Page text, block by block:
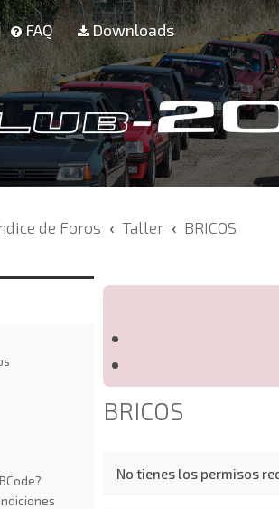
FAQ Downloads
de Foros Taller BRICOS
BRICOS
No tienes los permisos